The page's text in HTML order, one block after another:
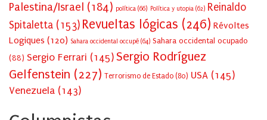
Palestina/Israel (184) política (66) Política y utopia (62) Reinaldo
Spitaletta (153) Revueltas lógicas (246) Révoltes
Logiques (120) Sahara occidental occupé (64) Sahara occidental ocupado
(88) Sergio Ferrari (145) Sergio Rodríguez
Gelfenstein (227) Terrorismo de Estado (80) USA (145)
Venezuela (143)